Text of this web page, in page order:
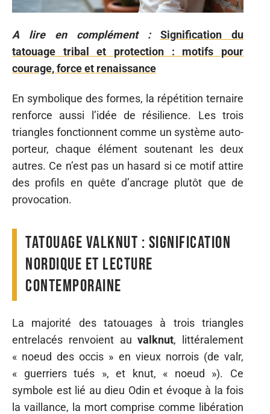
A lire en complément :
Signification du
tatouage tribal et protection : motifs pour
courage, force et renaissance
En symbolique des formes, la répétition ternaire
renforce aussi l’idée de résilience. Les trois
triangles fonctionnent comme un système auto-
porteur, chaque élément soutenant les deux
autres. Ce n’est pas un hasard si ce motif attire
des profils en quête d’ancrage plutôt que de
provocation.
Tatouage valknut : signification
nordique et lecture
contemporaine
La majorité des tatouages à trois triangles
entrelacés renvoient auvalknut, littéralement
« noeud des occis » en vieux norrois (de valr,
« guerriers tués », et knut, « noeud »). Ce
symbole est lié au dieu Odin et évoque à la fois
la vaillance, la mort comprise comme libération